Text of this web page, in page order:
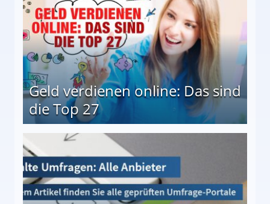
Geld verdienen online: Das sind
die Top 27